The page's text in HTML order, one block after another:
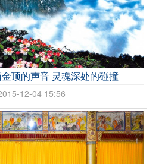
顶的声音 灵魂深处的碰撞
12-04 15:56